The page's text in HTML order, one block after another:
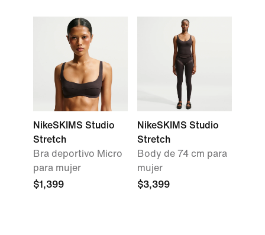
NikeSKIMS Studio
Stretch
Bra deportivo Micro
para mujer
$1,399
NikeSKIMS Studio
Stretch
Body de 74 cm para
mujer
$3,399